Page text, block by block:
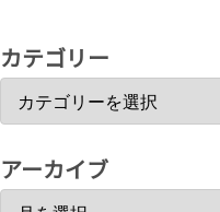
カテゴリー
アーカイブ